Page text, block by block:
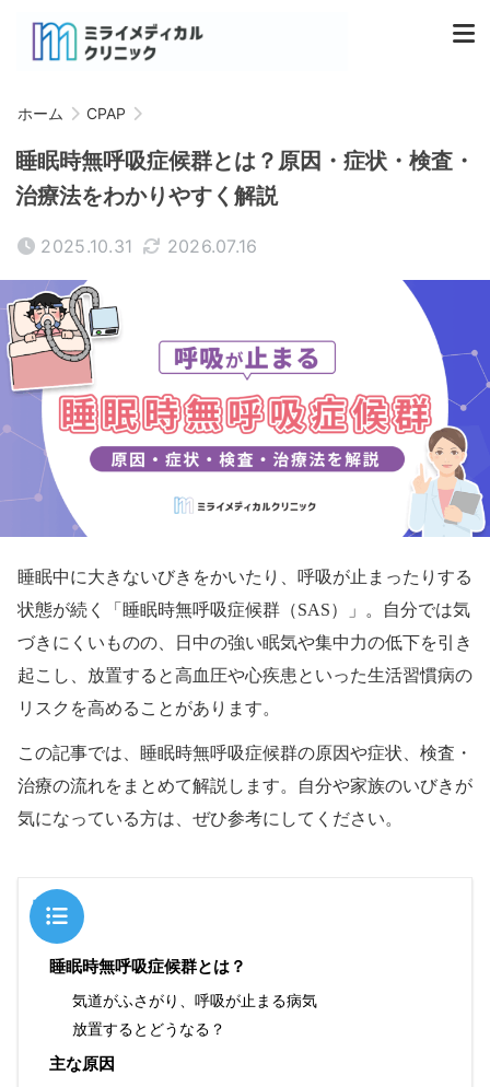
ホーム CPAP
睡眠時無呼吸症候群とは？原因・症状・検査・
治療法をわかりやすく解説
2025.10.31 2026.07.16
睡眠中に大きないびきをかいたり、呼吸が止まったりする
状態が続く「睡眠時無呼吸症候群（SAS）」。自分では気
づきにくいものの、日中の強い眠気や集中力の低下を引き
起こし、放置すると高血圧や心疾患といった生活習慣病の
リスクを高めることがあります。
この記事では、睡眠時無呼吸症候群の原因や症状、検査・
治療の流れをまとめて解説します。自分や家族のいびきが
気になっている方は、ぜひ参考にしてください。
目次
睡眠時無呼吸症候群とは？
気道がふさがり、呼吸が止まる病気
放置するとどうなる？
主な原因